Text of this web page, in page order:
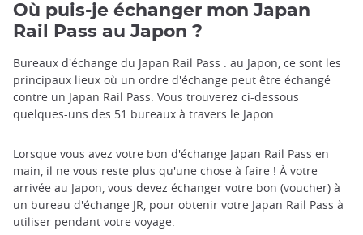
Où puis-je échanger mon Japan
Rail Pass au Japon ?
Bureaux d'échange du Japan Rail Pass : au Japon, ce sont les
principaux lieux où un ordre d'échange peut être échangé
contre un Japan Rail Pass. Vous trouverez ci-dessous
quelques-uns des 51 bureaux à travers le Japon.
Lorsque vous avez votre bon d'échange Japan Rail Pass en
main, il ne vous reste plus qu'une chose à faire ! À votre
arrivée au Japon, vous devez échanger votre bon (voucher) à
un bureau d'échange JR, pour obtenir votre Japan Rail Pass à
utiliser pendant votre voyage.